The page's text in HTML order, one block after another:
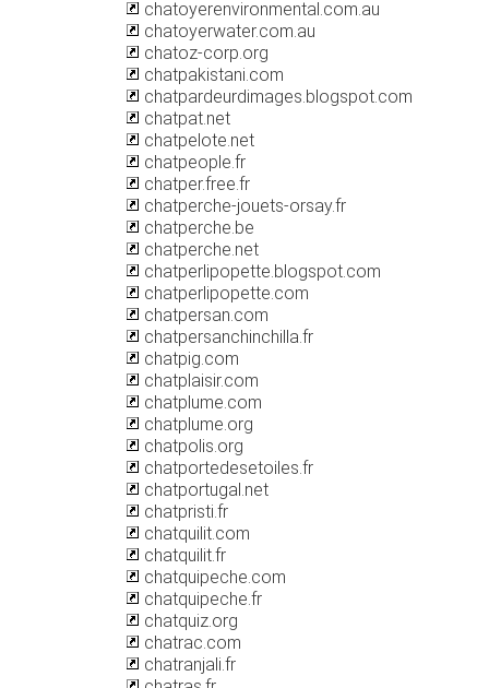
chatoyerenvironmental.com.au
chatoyerwater.com.au
chatoz-corp.org
chatpakistani.com
chatpardeurdimages.blogspot.com
chatpat.net
chatpelote.net
chatpeople.fr
chatper.free.fr
chatperche-jouets-orsay.fr
chatperche.be
chatperche.net
chatperlipopette.blogspot.com
chatperlipopette.com
chatpersan.com
chatpersanchinchilla.fr
chatpig.com
chatplaisir.com
chatplume.com
chatplume.org
chatpolis.org
chatportedesetoiles.fr
chatportugal.net
chatpristi.fr
chatquilit.com
chatquilit.fr
chatquipeche.com
chatquipeche.fr
chatquiz.org
chatrac.com
chatranjali.fr